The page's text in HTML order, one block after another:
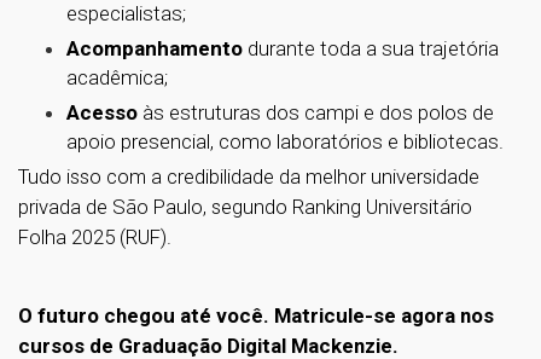
especialistas;
Acompanhamento durante toda a sua trajetória
acadêmica;
Acesso às estruturas dos campi e dos polos de
apoio presencial, como laboratórios e bibliotecas.
Tudo isso com a credibilidade da melhor universidade
privada de São Paulo, segundo Ranking Universitário
Folha 2025 (RUF).
O futuro chegou até você. Matricule-se agora nos
cursos de Graduação Digital Mackenzie.